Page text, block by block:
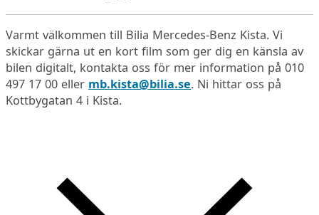
Varmt välkommen till Bilia Mercedes-Benz Kista. Vi
skickar gärna ut en kort film som ger dig en känsla av
bilen digitalt, kontakta oss för mer information på 010
497 17 00 eller mb.kista@bilia.se. Ni hittar oss på
Kottbygatan 4 i Kista.